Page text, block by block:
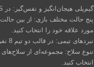
گیم‌پلی هیجان‌انگیز و نفس‌گیر: در Kontra – Multiplayer FPS، لحظه‌ای از هیجان دور نخواهید شد.
مورد علاقه خود را انتخاب کنید.
نبردهای تیمی: در قالب دو تیم 8 نفره به رقابت بپردازید و با همکاری هم، تیم حریف را شکست دهید.
تنوع سلاح: مجموعه‌ای از سلاح‌های
انتخاب کنید.